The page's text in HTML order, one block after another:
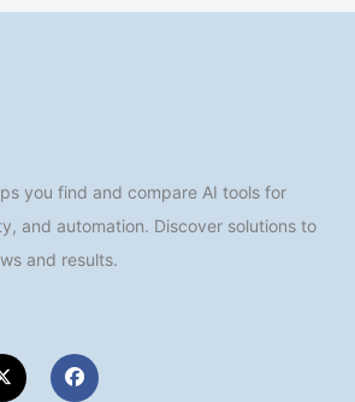
you find and compare AI tools for
and automation. Discover solutions to
and results.